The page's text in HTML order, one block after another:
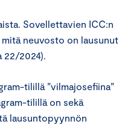
Sovellettavien ICC:n
neuvosto on lausunut
22/2024).
tilillä ”vilmajosefiina”
tilillä on sekä
lausuntopyynnön